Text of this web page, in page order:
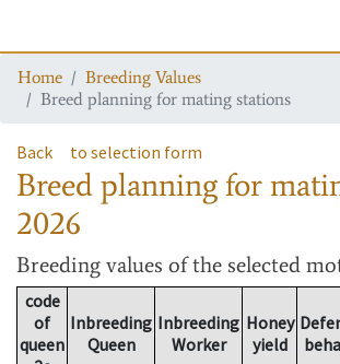
Home
Breeding Values
Breed planning for mating stations
Back to selection form
Breed planning for
2026
Breeding values of the selected
code
of
queen
Inbreeding
Queen
Inbreeding
Worker
Honey
yield